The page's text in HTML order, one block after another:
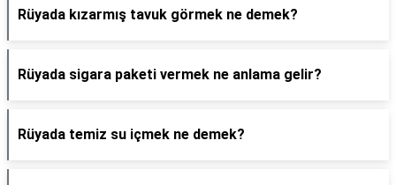
Rüyada kızarmış tavuk görmek ne demek?
Rüyada sigara paketi vermek ne anlama gelir?
Rüyada temiz su içmek ne demek?